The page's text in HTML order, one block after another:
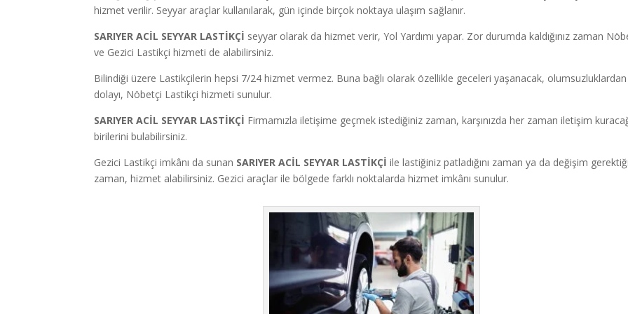
hizmet verilir. Seyyar araçlar kullanılarak, gün içinde birçok noktaya ulaşım sağlanır.
SARIYER ACİL SEYYAR LASTİKÇİ seyyar olarak da hizmet verir, Yol Yardımı yapar. Zor durumda kaldığınız zaman
ve Gezici Lastikçi hizmeti de alabilirsiniz.
Bilindiği üzere Lastikçilerin hepsi 7/24 hizmet vermez. Buna bağlı olarak özellikle geceleri yaşanacak, olumsuzluklardan
dolayı, Nöbetçi Lastikçi hizmeti sunulur.
SARIYER ACİL SEYYAR LASTİKÇİ Firmamızla iletişime geçmek istediğiniz zaman, karşınızda her zaman iletişim
birilerini bulabilirsiniz.
Gezici Lastikçi imkânı da sunan SARIYER ACİL SEYYAR LASTİKÇİile lastiğiniz patladığını zaman ya da değişim gerektiği
zaman, hizmet alabilirsiniz. Gezici araçlar ile bölgede farklı noktalarda hizmet imkânı sunulur.